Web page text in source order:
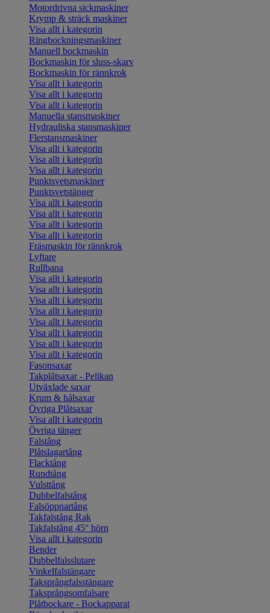
Motordrivna sickmaskiner
Krymp & sträck maskiner
Visa allt i kategorin
Ringbockningsmaskiner
Manuell bockmaskin
Bockmaskin för sluss-skarv
Bockmaskin för rännkrok
Visa allt i kategorin
Visa allt i kategorin
Visa allt i kategorin
Manuella stansmaskiner
Hydrauliska stansmaskiner
Flerstansmaskiner
Visa allt i kategorin
Visa allt i kategorin
Visa allt i kategorin
Punktsvetsmaskiner
Punktsvetstänger
Visa allt i kategorin
Visa allt i kategorin
Visa allt i kategorin
Visa allt i kategorin
Fräsmaskin för rännkrok
Lyftare
Rullbana
Visa allt i kategorin
Visa allt i kategorin
Visa allt i kategorin
Visa allt i kategorin
Visa allt i kategorin
Visa allt i kategorin
Visa allt i kategorin
Visa allt i kategorin
Fasonsaxar
Takplåtsaxar - Pelikan
Utväxlade saxar
Krum & hålsaxar
Övriga Plåtsaxar
Visa allt i kategorin
Övriga tänger
Falstång
Plåtslagartång
Flacktång
Rundtång
Vulsttång
Dubbelfalstång
Falsöppnartång
Takfalstång Rak
Takfalstång 45° hörn
Visa allt i kategorin
Bender
Dubbelfalsslutare
Vinkelfalstängare
Taksprångfalsstängare
Taksprångsomfalsare
Plåtbockare - Bockapparat